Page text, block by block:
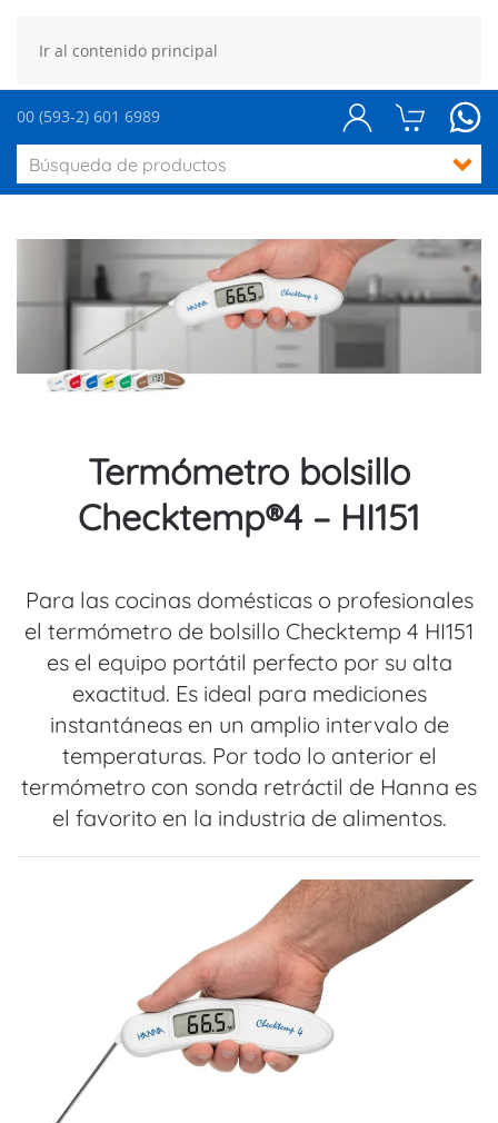
Ir al contenido principal
00 (593-2) 601 6989
Termómetro bolsillo
Checktemp®4 – HI151
Para las cocinas domésticas o profesionales
el termómetro de bolsillo Checktemp 4 HI151
es el equipo portátil perfecto por su alta
exactitud. Es ideal para mediciones
instantáneas en un amplio intervalo de
temperaturas. Por todo lo anterior el
termómetro con sonda retráctil de Hanna es
el favorito en la industria de alimentos.